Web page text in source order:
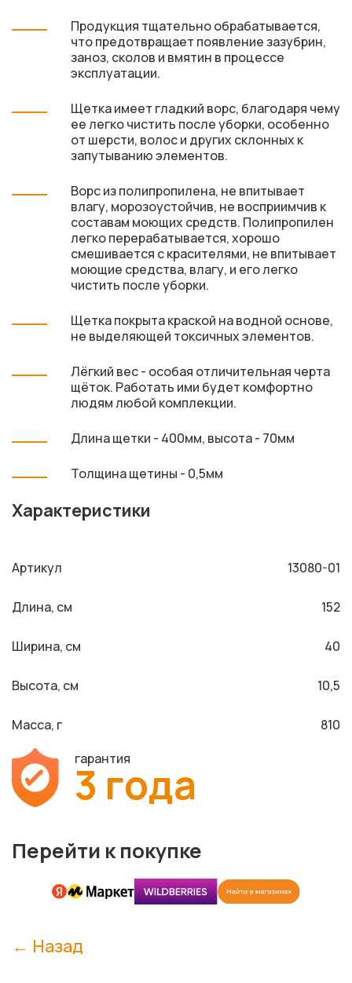
Продукция тщательно обрабатывается,
что предотвращает появление зазубрин,
заноз, сколов и вмятин в процессе
эксплуатации.
Щетка имеет гладкий ворс, благодаря чему
ее легко чистить после уборки, особенно
от шерсти, волос и других склонных к
запутыванию элементов.
Ворс из полипропилена, не впитывает
влагу, морозоустойчив, не восприимчив к
составам моющих средств. Полипропилен
легко перерабатывается, хорошо
смешивается с красителями, не впитывает
моющие средства, влагу, и его легко
чистить после уборки.
Щетка покрыта краской на водной основе,
не выделяющей токсичных элементов.
Лёгкий вес - особая отличительная черта
щёток. Работать ими будет комфортно
людям любой комплекции.
Длина щетки - 400мм, высота - 70мм
Толщина щетины - 0,5мм
Характеристики
Артикул 13080-01
Длина, см 152
Ширина, см 40
Высота, см 10,5
Масса, г
810
гарантия
3 года
Перейти к покупке
← Назад